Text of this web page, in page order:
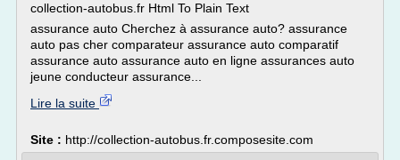
collection-autobus.fr Html To Plain Text
assurance auto Cherchez à assurance auto? assurance
auto pas cher comparateur assurance auto comparatif
assurance auto assurance auto en ligne assurances auto
jeune conducteur assurance...
Lire la suite
Site : http://collection-autobus.fr.composesite.com